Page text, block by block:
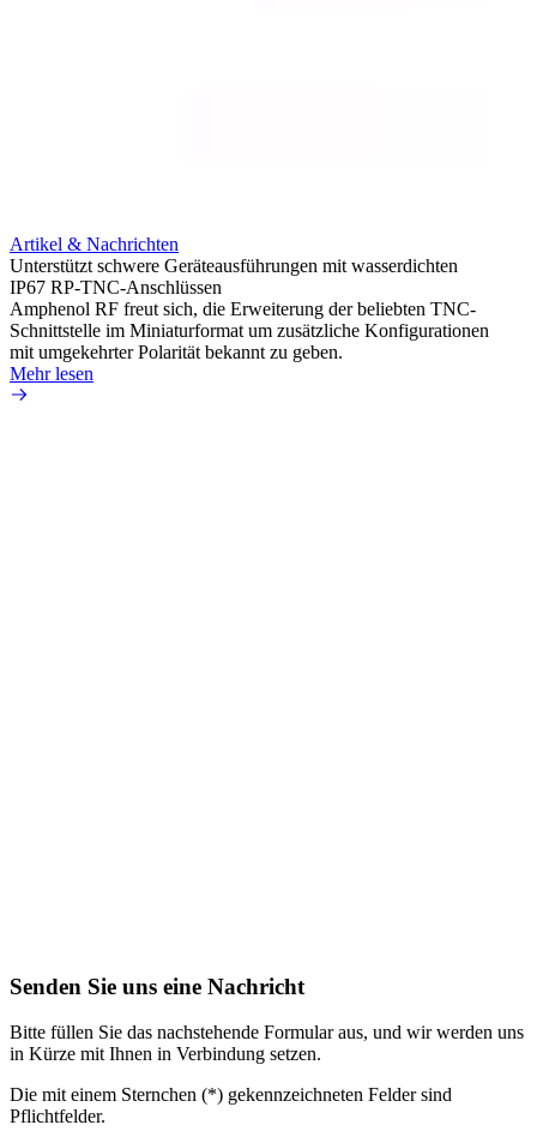
Artikel & Nachrichten
Unterstützt schwere Geräteausführungen mit wasserdichten
IP67 RP-TNC-Anschlüssen
Amphenol RF freut sich, die Erweiterung der beliebten TNC-
Schnittstelle im Miniaturformat um zusätzliche Konfigurationen
mit umgekehrter Polarität bekannt zu geben.
Mehr lesen
Senden Sie uns eine Nachricht
Bitte füllen Sie das nachstehende Formular aus, und wir werden uns
in Kürze mit Ihnen in Verbindung setzen.
Die mit einem Sternchen (*) gekennzeichneten Felder sind
Pflichtfelder.